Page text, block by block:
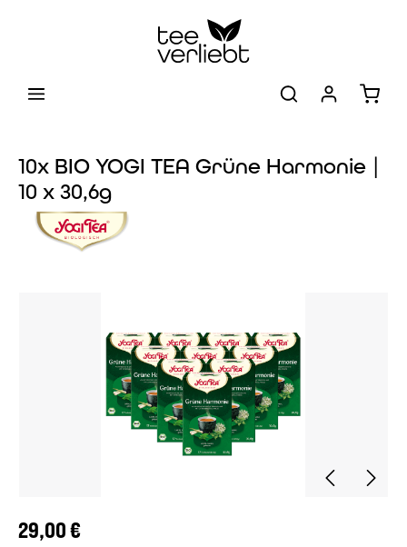
10x BIO YOGI TEA Grüne Harmonie |
10 x 30,6g
Regulärer Preis:
29,00 €